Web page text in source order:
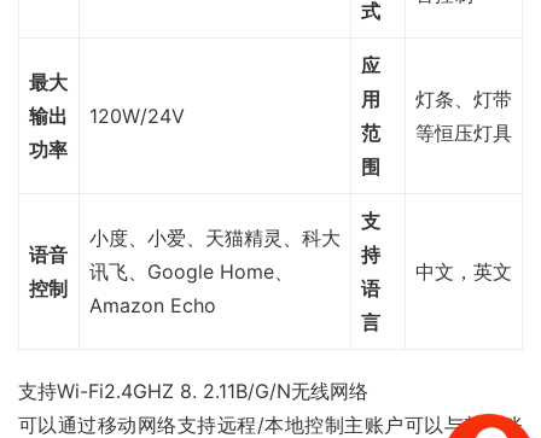
式
最大
输出
功率
120W/24V
应
用
范
围
灯条、灯带
等恒压灯具
语音
控制
小度、小爱、天猫精灵、科大
讯飞、Google Home、
Amazon Echo
支
持
语
言
中文，英文
支持Wi-Fi2.4GHZ 8. 2.11B/G/N无线网络
可以通过移动网络支持远程/本地控制主账户可以与其他账